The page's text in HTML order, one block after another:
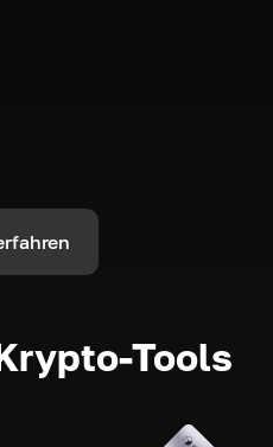
Tools